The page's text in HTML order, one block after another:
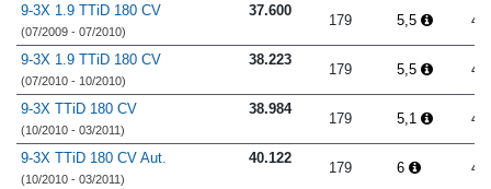
9-3X 1.9 TTiD 180 CV
(07/2009 - 07/2010)
37.600
179 5,5
9-3X 1.9 TTiD 180 CV
(07/2010 - 10/2010)
38.223
179 5,5
9-3X TTiD 180 CV
(10/2010 - 03/2011)
38.984
179 5,1
9-3X TTiD 180 CV Aut.
(10/2010 - 03/2011)
40.122
179 6